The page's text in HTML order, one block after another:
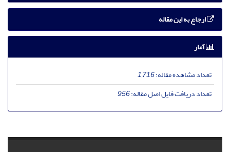
ارجاع به این مقاله
آمار
تعداد مشاهده مقاله:1,716
تعداد دریافت فایل اصل مقاله:956